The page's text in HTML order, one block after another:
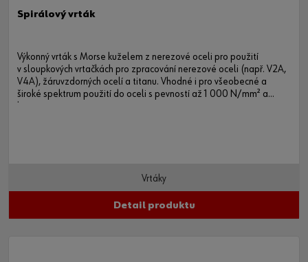
Spirálový vrták
Výkonný vrták s Morse kuželem z nerezové oceli pro použití
v sloupkových vrtačkách pro zpracování nerezové oceli (např. V2A,
V4A), žáruvzdorných ocelí a titanu. Vhodné i pro všeobecné a
široké spektrum použití do oceli s pevností až 1 000 N/mm² a
Vrtáky
Detail produktu